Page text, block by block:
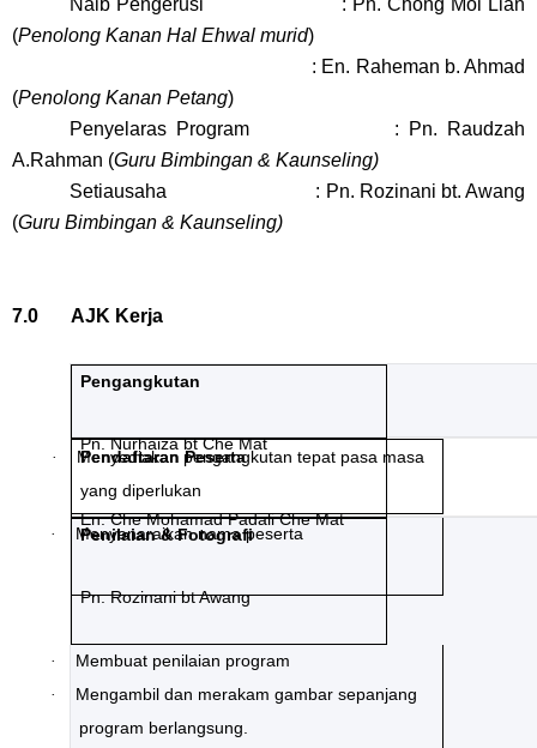
(Penolong Kanan Hal Ehwal murid)
: En. Raheman b. Ahmad
(Penolong Kanan Petang)
Penyelaras Program : Pn. Raudzah
A.Rahman (Guru Bimbingan & Kaunseling)
Setiausaha : Pn. Rozinani bt. Awang
(Guru Bimbingan & Kaunseling)
7.0 AJK Kerja
Pengangkutan
Pn. Nurhaiza bt Che Mat
·
Menyediakan pengangkutan tepat pasa masa
yang diperlukan
Pendaftaran Peserta
En. Che Mohamad Padali Che Mat
· Menyenaraikan nama peserta
Penilaian & Fotografi
Pn. Rozinani bt Awang
· Membuat penilaian program
·
Mengambil dan merakam gambar sepanjang
program berlangsung.